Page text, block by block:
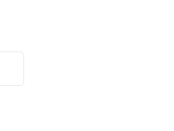
Das Abscheren
des Holzes